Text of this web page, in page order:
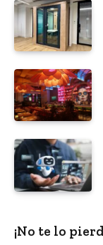
¡No te lo